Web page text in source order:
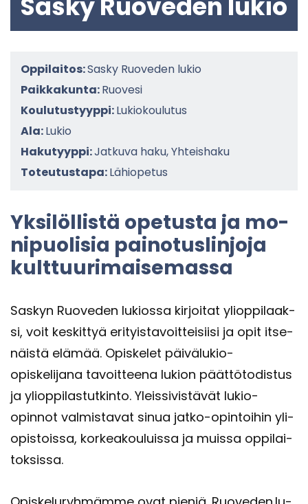
Oppilaitos:Sasky Ruoveden lukio
Paikkakunta:Ruovesi
Koulutustyyppi:Lukiokoulutus
Ala:Lukio
Hakutyyppi:Jatkuva haku, Yhteishaku
Toteutustapa:Lähiopetus
Yk­si­löl­lis­tä ope­tus­ta ja mo­
ni­puo­li­sia pai­no­tus­lin­jo­ja
kult­tuu­ri­mai­se­mas­sa
Sas­kyn Ruo­ve­den lu­kios­sa kir­joi­tat yli­op­pi­laak­
si, voit kes­kit­tyä eri­tyis­ta­voit­tei­sii­si ja opit it­se­
näis­tä elä­mää. Opis­ke­let päivälukio-​
opiskelijana ta­voit­tee­na lu­kion päät­tö­to­dis­tus
ja yli­op­pi­las­tut­kin­to. Yleis­si­vis­tä­vät lukio-​
opinnot val­mis­ta­vat sinua jatko-​opintoihin yli­
opis­tois­sa, kor­kea­kou­luis­sa ja muis­sa op­pi­lai­
tok­sis­sa.